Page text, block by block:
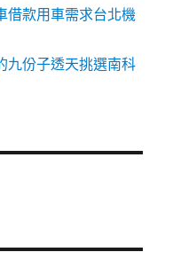
借款用車需求台北機
九份子透天挑選南科